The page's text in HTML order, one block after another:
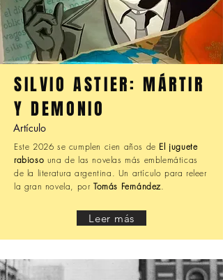
SILVIO ASTIER: MÁRTIR
Y DEMONIO
Artículo
Este 2026 se cumplen cien años de El juguete
rabioso una de las novelas más emblemáticas
de la literatura argentina. Un artículo para releer
la gran novela, por Tomás Fernández.
Leer más